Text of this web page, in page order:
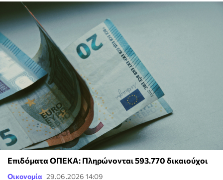
Επιδόματα ΟΠΕΚΑ: Πληρώνονται 593.770 δικαιούχοι
Οικονομία 29.06.2026 14:09